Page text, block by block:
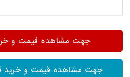
جهت مشاهده قیمت و
جهت مشاهده قیمت و خرید